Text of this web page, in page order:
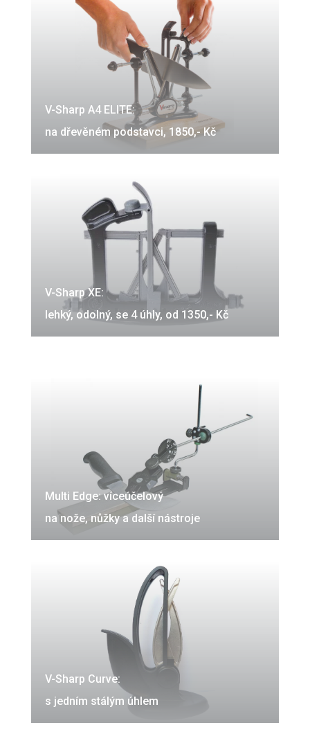
V-Sharp A4 ELITE:
na dřevěném podstavci, 1850,- Kč
V-Sharp XE:
lehký, odolný, se 4 úhly, od 1350,- Kč
Multi Edge: víceúčelový
na nože, nůžky a další nástroje
V-Sharp Curve:
s jedním stálým úhlem